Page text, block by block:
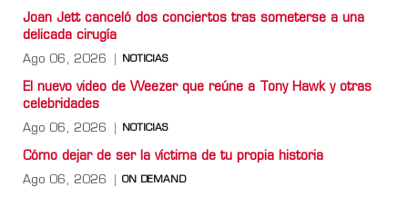
Joan Jett canceló dos conciertos tras someterse a una
delicada cirugía
Ago 06, 2026 NOTICIAS
El nuevo video de Weezer que reúne a Tony Hawk y otras
celebridades
Ago 06, 2026 NOTICIAS
Cómo dejar de ser la víctima de tu propia historia
Ago 06, 2026 ON DEMAND